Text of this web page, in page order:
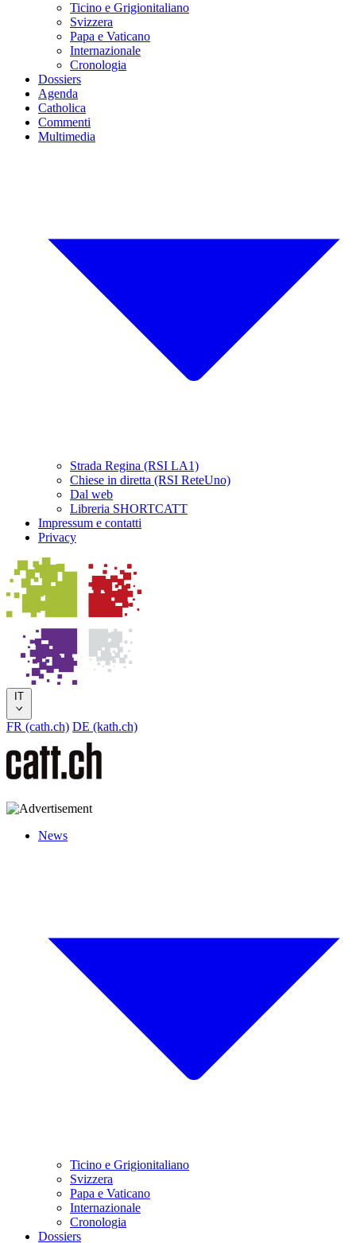
Ticino e Grigionitaliano
Svizzera
Papa e Vaticano
Internazionale
Cronologia
Dossiers
Agenda
Catholica
Commenti
Multimedia
Strada Regina (RSI LA1)
Chiese in diretta (RSI ReteUno)
Dal web
Libreria SHORTCATT
Impressum e contatti
Privacy
IT
FR (cath.ch) DE (kath.ch)
News
Ticino e Grigionitaliano
Svizzera
Papa e Vaticano
Internazionale
Cronologia
Dossiers